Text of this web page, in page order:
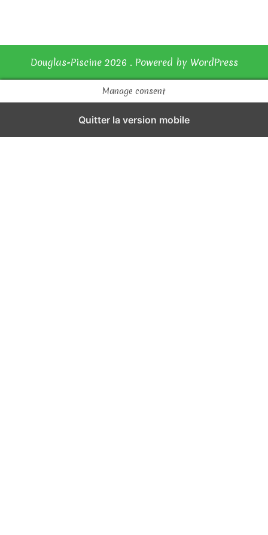
Douglas-Piscine 2026 . Powered by WordPress
Manage consent
Quitter la version mobile